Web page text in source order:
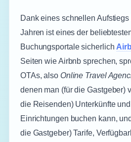
Dank eines schnellen
Jahren ist eines der
Buchungsportale sicherlich
Seiten wie Airbnb sprechen,
OTAs, also Online Travel
denen man (für die Gastgeber)
die Reisenden) Unterkünfte
Einrichtungen buchen kann,
die Gastgeber) Tarife,